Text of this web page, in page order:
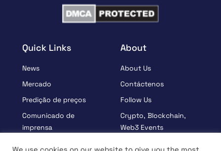
Quick Links
News
Mercado
Predição de preços
Comunicado de
imprensa
About
About Us
Contáctenos
Follow Us
Crypto, Blockchain,
Web3 Events